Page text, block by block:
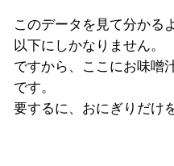
このデータを見て分かる
以下にしかなりません。
ですから、ここにお味噌
です。
要するに、おにぎりだけ